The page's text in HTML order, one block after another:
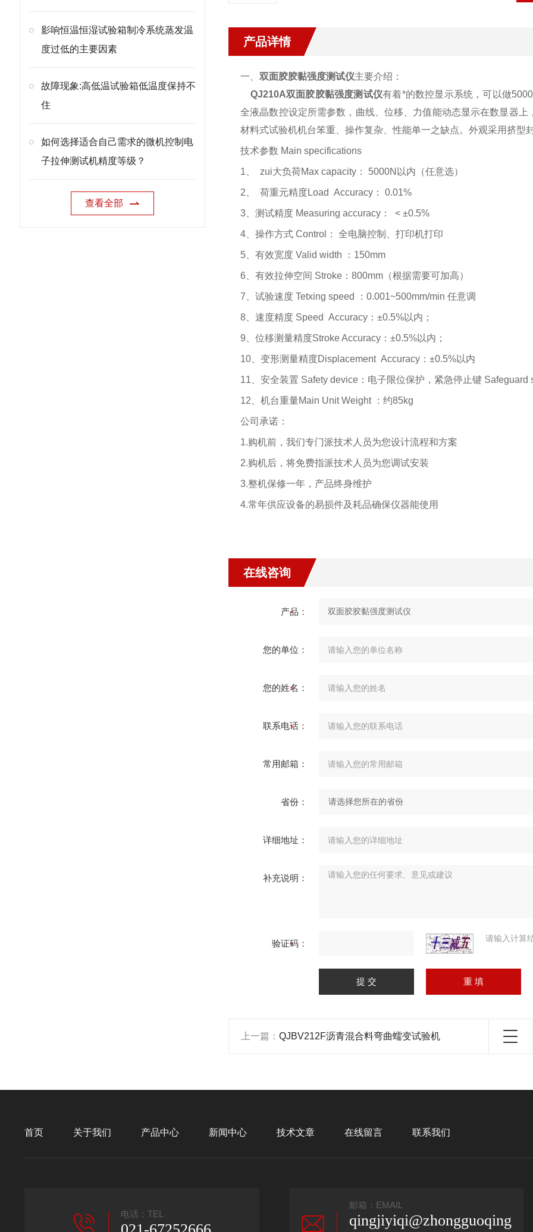
影响恒温恒湿试验箱制冷系统蒸发温
度过低的主要因素
故障现象:高低温试验箱低温度保持不
住
如何选择适合自己需求的微机控制电
子拉伸测试机精度等级？
查看全部
产品详情
一、 双面胶胶黏强度测试仪主要介绍：
QJ210A双面胶胶黏强度测试仪有着*的数控显示系统，可以做
全液晶数控设定所需参数，曲线、位移、力值能动态显示在数显器上
材料式试验机机台笨重、操作复杂、性能单一之缺点。外观采用挤型
技术参数 Main specifications
1 zui大负荷Max capacity ： 5000N 以内（任意选）
2 荷重元精度Load Accuracy ： 0.01%
3 、测试精度 Measuring accuracy ： < ±0.5%
4 、操作方式 Control ： 全电脑控制、打印机打印
5 、有效宽度 Valid width ： 150mm
6 、有效拉伸空间 Stroke ： 800mm （根据需要可加高）
7 、试验速度 Tetxing speed ： 0.001~500mm/min 任意调
8 、速度精度 Speed Accuracy ： ±0.5%以内；
9 、位移测量精度Stroke Accuracy ： ±0.5%以内；
10 、变形测量精度Displacement Accuracy ： ±0.5%以内
11 、安全装置 Safety device ：电子限位保护，紧急停止键 Safeguard
12 、机台重量Main Unit Weight ：约85kg
公司承诺：
1.购机前，我们专门派技术人员为您设计流程和方案
2.购机后，将免费指派技术人员为您调试安装
3.整机保修一年，产品终身维护
4.常年供应设备的易损件及耗品确保仪器能使用
在线咨询
产品：
您的单位：
您的姓名：
联系电话：
常用邮箱：
省份：
详细地址：
补充说明：
验证码： 请输入计算
上一篇： QJBV212F沥青混合料弯曲蠕变试验机
首页 关于我们 产品中心 新闻中心 技术文章 在线留言 联系我们
电话：TEL
邮箱：EMAIL
qingjiyiqi@zhongguoqing